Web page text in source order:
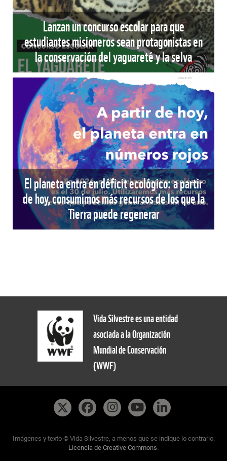
Lanzan un concurso escolar para que
estudiantes misioneros sean protagonistas en
la conservación del yaguareté y la selva
El planeta entra en déficit ecológico: a partir
de hoy, consumimos más recursos de los que la
Tierra puede regenerar
Vida Silvestre es una entidad
asociada a la Organización
Mundial de Conservación
(WWF)
Imágenes y texto © Vida Silvestre, a menos que se indique lo contrario.
Licencia de Creative Commons.